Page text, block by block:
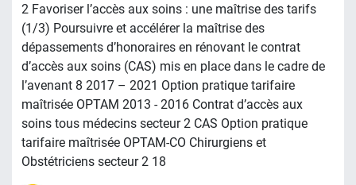
2 Favoriser l’accès aux soins : une maîtrise des tarifs
(1/3) Poursuivre et accélérer la maîtrise des
dépassements d’honoraires en rénovant le contrat
d’accès aux soins (CAS) mis en place dans le cadre de
l’avenant 8 2017 – 2021 Option pratique tarifaire
maîtrisée OPTAM 2013 - 2016 Contrat d’accès aux
soins tous médecins secteur 2 CAS Option pratique
tarifaire maîtrisée OPTAM-CO Chirurgiens et
Obstétriciens secteur 2 18